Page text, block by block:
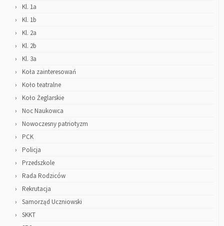
Kl. 1a
Kl. 1b
Kl. 2a
Kl. 2b
Kl. 3a
Koła zainteresowań
Koło teatralne
Koło Żeglarskie
Noc Naukowca
Nowoczesny patriotyzm
PCK
Policja
Przedszkole
Rada Rodziców
Rekrutacja
Samorząd Uczniowski
SKKT